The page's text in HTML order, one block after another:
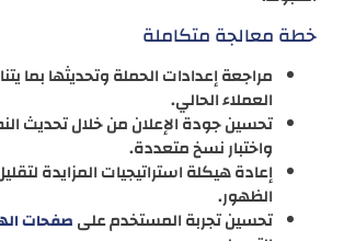
خطة معالجة متكاملة
مراجعة إعدادات الحملة وتحديثها
العملاء الحالي.
تحسين جودة الإعلان من خلال تحديث
واختبار نسخ متعددة.
إعادة هيكلة استراتيجيات المزايدة
الظهور.
تحسين تجربة المستخدم علىصفحات